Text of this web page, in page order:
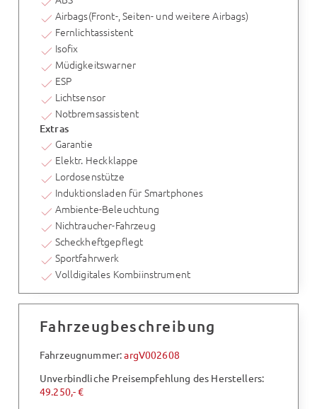
Airbags(Front-, Seiten- und weitere Airbags)
Fernlichtassistent
Isofix
Müdigkeitswarner
ESP
Lichtsensor
Notbremsassistent
Extras
Garantie
Elektr. Heckklappe
Lordosenstütze
Induktionsladen für Smartphones
Ambiente-Beleuchtung
Nichtraucher-Fahrzeug
Scheckheftgepflegt
Sportfahrwerk
Volldigitales Kombiinstrument
Fahrzeugbeschreibung
Fahrzeugnummer:argV002608
Unverbindliche Preisempfehlung des Herstellers:
49.250,- €